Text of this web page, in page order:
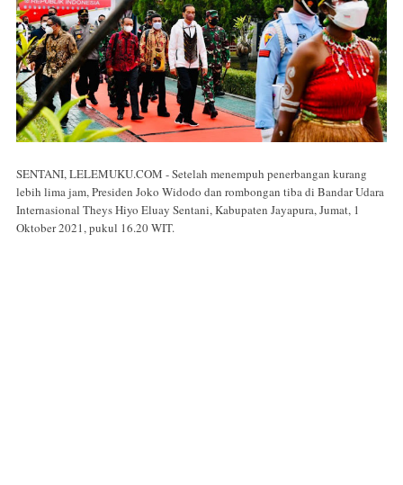
SENTANI, LELEMUKU.COM - Setelah menempuh penerbangan kurang
lebih lima jam, Presiden Joko Widodo dan rombongan tiba di Bandar Udara
Internasional Theys Hiyo Eluay Sentani, Kabupaten Jayapura, Jumat, 1
Oktober 2021, pukul 16.20 WIT.